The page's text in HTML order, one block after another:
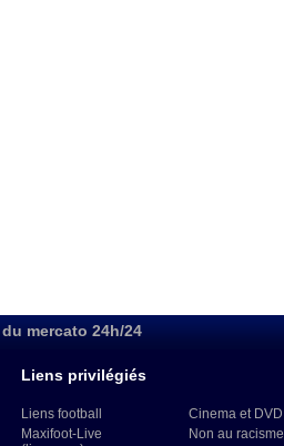
mercato 24h/24
Liens privilégiés
Liens football
Maxifoot-Live
Cinema et DVD
Non au racisme